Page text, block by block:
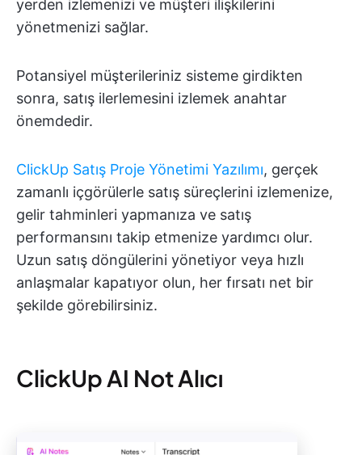
yerden izlemenizi ve müşteri ilişkilerini
yönetmenizi sağlar.
Potansiyel müşterileriniz sisteme girdikten
sonra, satış ilerlemesini izlemek anahtar
önemdedir.
ClickUp Satış Proje Yönetimi Yazılımı, gerçek
zamanlı içgörülerle satış süreçlerini izlemenize,
gelir tahminleri yapmanıza ve satış
performansını takip etmenize yardımcı olur.
Uzun satış döngülerini yönetiyor veya hızlı
anlaşmalar kapatıyor olun, her fırsatı net bir
şekilde görebilirsiniz.
ClickUp AI Not Alıcı